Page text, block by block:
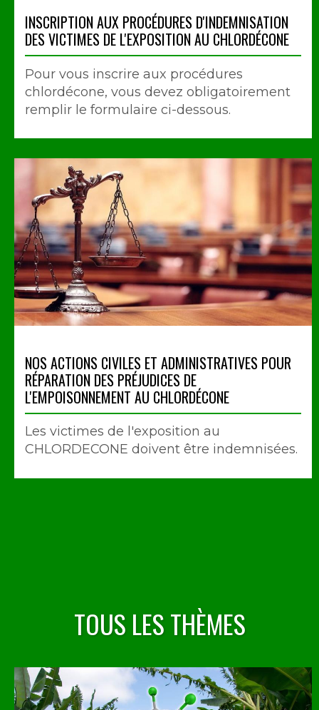
INSCRIPTION AUX PROCÉDURES D'INDEMNISATION
DES VICTIMES DE L'EXPOSITION AU CHLORDÉCONE
Pour vous inscrire aux procédures
chlordécone, vous devez obligatoirement
remplir le formulaire ci-dessous.
NOS ACTIONS CIVILES ET ADMINISTRATIVES POUR
RÉPARATION DES PRÉJUDICES DE
L'EMPOISONNEMENT AU CHLORDÉCONE
Les victimes de l'exposition au
CHLORDECONE doivent être indemnisées.
TOUS LES THÈMES